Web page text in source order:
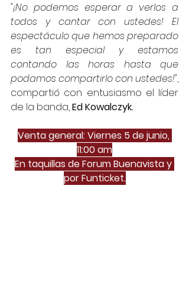
"¡No podemos esperar a verlos a
todos y cantar con ustedes! El
espectáculo que hemos preparado
es tan especial y estamos
contando las horas hasta que
podamos compartirlo con ustedes!",
compartió con entusiasmo el líder
de la banda, Ed Kowalczyk.
Venta general: Viernes 5 de junio,
11:00 am
En taquillas de Forum Buenavista y
por Funticket.